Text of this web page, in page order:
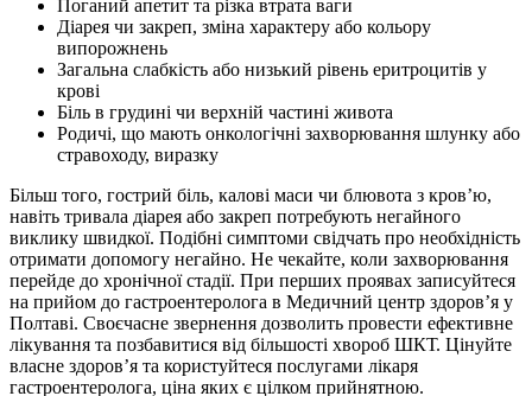
Поганий апетит та різка втрата ваги
Діарея чи закреп, зміна характеру або кольору
випорожнень
Загальна слабкість або низький рівень еритроцитів у
крові
Біль в грудині чи верхній частині живота
Родичі, що мають онкологічні захворювання шлунку або
стравоходу, виразку
Більш того, гострий біль, калові маси чи блювота з кров’ю,
навіть тривала діарея або закреп потребують негайного
виклику швидкої. Подібні симптоми свідчать про необхідність
отримати допомогу негайно. Не чекайте, коли захворювання
перейде до хронічної стадії. При перших проявах записуйтеся
на прийом до гастроентеролога в Медичний центр здоров’я у
Полтаві. Своєчасне звернення дозволить провести ефективне
лікування та позбавитися від більшості хвороб ШКТ. Цінуйте
власне здоров’я та користуйтеся послугами лікаря
гастроентеролога, ціна яких є цілком прийнятною.